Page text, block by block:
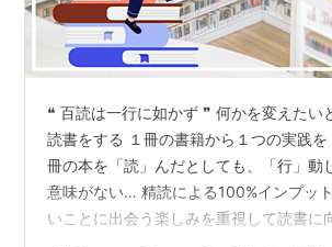
❝ 百読は一行に如かず ❞ 何かを変えたい
読書をする １冊の書籍から１つの実践を
冊の本を「読」んだとしても、「行」動
意味がない… 精読による100%インプッ
いことに出会う楽しみを重視して読書に